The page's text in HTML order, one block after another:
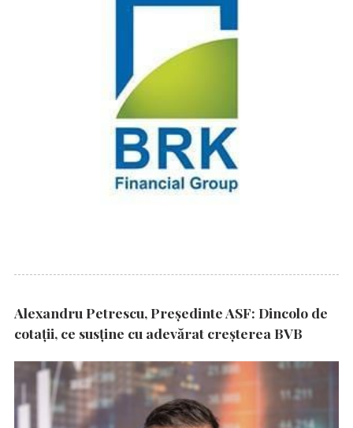
Alexandru Petrescu, Președinte ASF: Dincolo de
cotații, ce susține cu adevărat creșterea BVB